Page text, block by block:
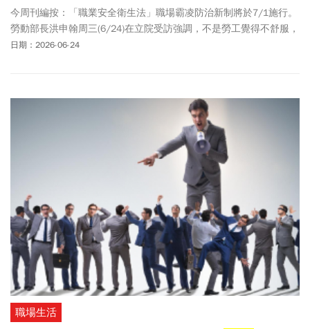
今周刊編按：「職業安全衛生法」職場霸凌防治新制將於7/1施行。
勞動部長洪申翰周三(6/24)在立院受訪強調，不是勞工覺得不舒服，
就是職場霸凌，必須同時符合職場霸凌5大要件。至於是哪5大要
路，勞動部接獲不少雇主、主管詢問，擔憂未來是否只要說話大聲
一點、指派工作多一點，就會被申訴職場霸凌？對此，勞動部回
應：只要是合理的工作指導、訂定合理的績效考核指標，都不會落
日期：2026-06-24
職場生活